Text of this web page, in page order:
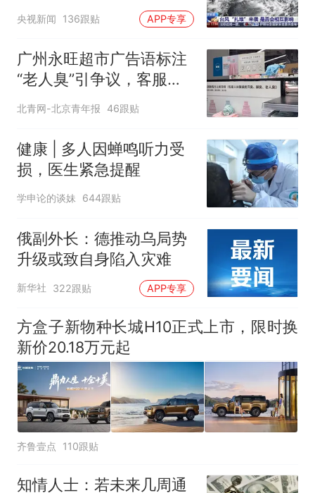
央视新闻 136跟贴 APP专享
广州永旺超市广告语标注
“老人臭”引争议，客服回
应
北青网-北京青年报 46跟贴
健康 | 多人因蝉鸣听力受
损，医生紧急提醒
学申论的谈妹 644跟贴
俄副外长：德推动乌局势
升级或致自身陷入灾难
新华社 322跟贴 APP专享
方盒子新物种长城H10正式上市，限时换
新价20.18万元起
齐鲁壹点 110跟贴
知情人士：若未来几周通